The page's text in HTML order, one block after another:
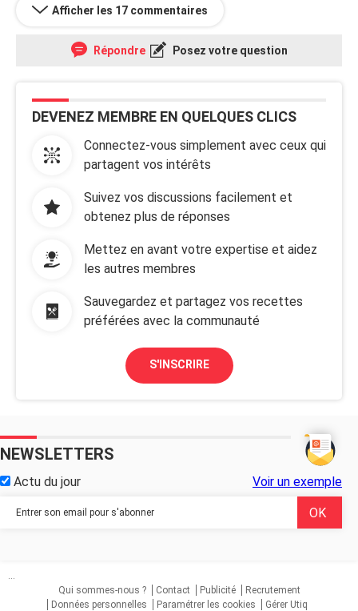
Afficher les 17 commentaires
Répondre Posez votre question
DEVENEZ MEMBRE EN QUELQUES CLICS
Connectez-vous simplement avec ceux qui
partagent vos intérêts
Suivez vos discussions facilement et
obtenez plus de réponses
Mettez en avant votre expertise et aidez
les autres membres
Sauvegardez et partagez vos recettes
préférées avec la communauté
S'INSCRIRE
NEWSLETTERS
Actu du jour Voir un exemple
...
Qui sommes-nous ?
Contact Publicité
Recrutement
Données personnelles
Paramétrer les cookies Gérer Utiq